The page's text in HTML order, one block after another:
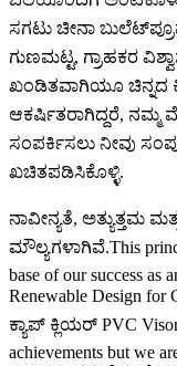
ಸಗಟು ಚೀನಾ
ಗುಣಮಟ್ಟ, ಗ್ರಾಹಕರ
ಖಂಡಿತವಾಗಿಯೂ ಚಿನ್ನದ
ಆಕರ್ಷಿತರಾಗಿದ್ದರೆ, ನಮ್ಮ
ಸಂಪರ್ಕಿಸಲು ನೀವು
ಖಚಿತಪಡಿಸಿಕೊಳ್ಳಿ.
ನಾವೀನ್ಯತೆ, ಅತ್ಯುತ್ತಮ
ಮೌಲ್ಯಗಳಾಗಿವೆ.This
base of our success as
Renewable Design
ಕ್ಯಾಪ್ ಕ್ಲಿಯರ್ PVC
achievements but we